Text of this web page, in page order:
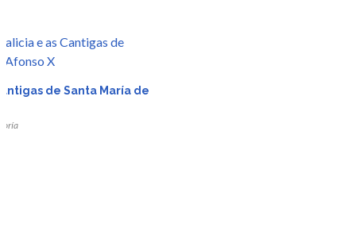
de Santa María de